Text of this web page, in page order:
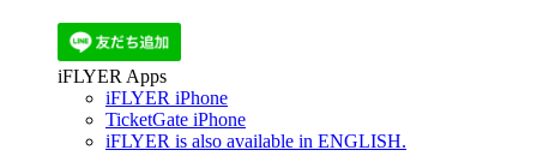
iFLYER Apps
iFLYER iPhone
TicketGate iPhone
iFLYER is also available in ENGLISH.